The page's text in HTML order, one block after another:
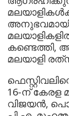
കണ്ടെത്തി,
മലയാളി
16-ന് കേരള
വിജയന്‍,